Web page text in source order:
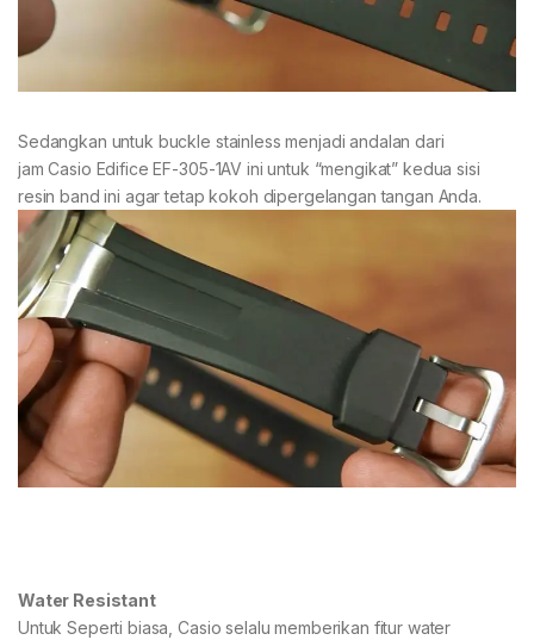
Sedangkan untuk buckle stainless menjadi andalan dari
jam Casio Edifice EF-305-1AV ini untuk “mengikat” kedua sisi
resin band ini agar tetap kokoh dipergelangan tangan Anda.
Water Resistant
Untuk Seperti biasa, Casio selalu memberikan fitur water